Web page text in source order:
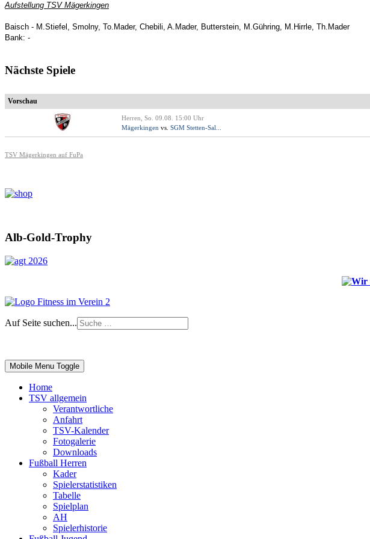
Aufstellung TSV Mägerkingen
Baisch - M.Stiefel, Smolny, To.Mader, Chebili, A.Mader, Butterstein, M.Gühring, M.Hirrle, Th.Mader
Bank: -
Nächste Spiele
Vorschau
Herren, So. 09.08. 15:00 Uhr
Mägerkingen vs. SGM Stetten-Sal...
TSV Mägerkingen auf FuPa
Alb-Gold-Trophy
Auf Seite suchen...
Mobile Menu Toggle
Home
TSV allgemein
Verantwortliche
Anfahrt
TSV-Kalender
Fotogalerie
Downloads
Fußball Herren
Kader
Spielerstatistiken
Tabelle
Spielplan
AH
Spielerhistorie